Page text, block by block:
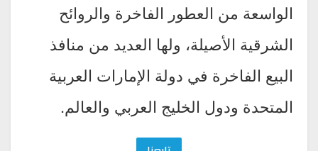
الواسعة من العطور الفاخرة والروائح
الشرقية الأصيلة، ولها العديد من منافذ
البيع الفاخرة في دولة الإمارات العربية
المتحدة ودول الخليج العربي والعالم.